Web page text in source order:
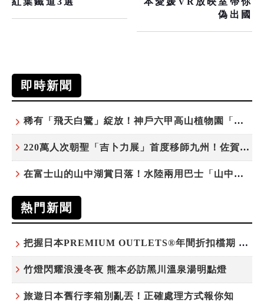
偽出國
即時新聞
稀有「飛天白鷺」綻放！神戶六甲高山植物園「鷺草」珍貴現身
220萬人次朝聖「吉卜力展」首度移師九州！佐賀站早鳥平日套票8/10搶先開賣
在富士山的山中湖賞日落！水陸兩用巴士「山中湖的河馬」暑假加開夕陽班次
熱門新聞
把握日本PREMIUM OUTLETS®年間折扣檔期 越買越划算
竹燈閃耀浪漫冬夜 熊本必訪黑川溫泉湯明點燈
旅遊日本舊行李箱別亂丟！正確處理方式報你知